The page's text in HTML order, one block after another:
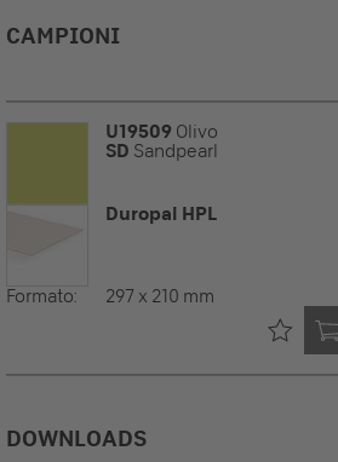
CAMPIONI
U19509 Olivo
SD Sandpearl
Duropal HPL
Formato: 297 x 210 mm
DOWNLOADS